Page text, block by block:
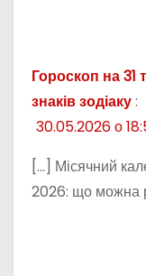
Гороскоп на 31
знаків зодіаку:
30.05.2026 о
[…] Місячний
2026: що можна